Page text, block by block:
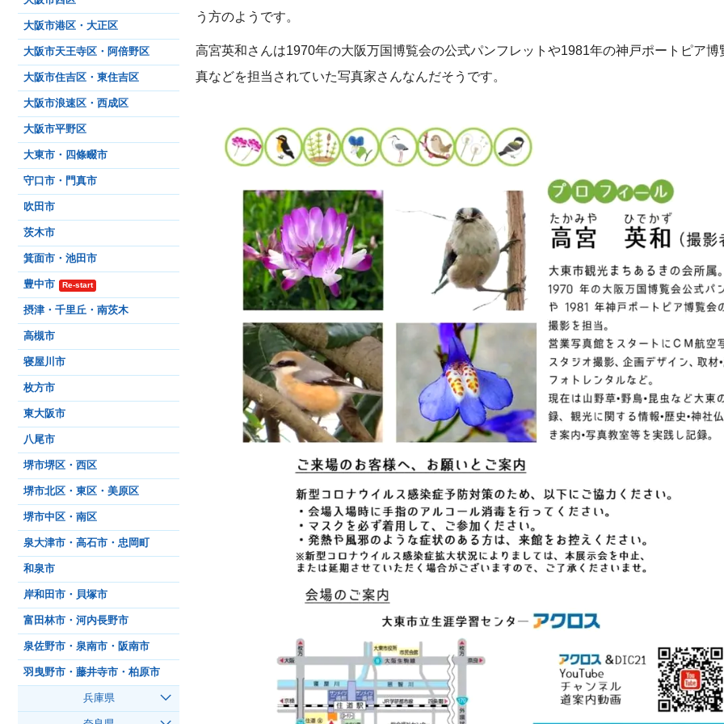
う方のようです。
高宮英和さんは1970年の大阪万国博覧会の公式パンフレットや1981年の神戸ポートピア博
真などを担当されていた写真家さんなんだそうです。
大阪市港区・大正区
大阪市天王寺区・阿倍野区
大阪市住吉区・東住吉区
大阪市浪速区・西成区
大阪市平野区
大東市・四條畷市
守口市・門真市
吹田市
茨木市
箕面市・池田市
豊中市 Re-start
摂津・千里丘・南茨木
高槻市
寝屋川市
枚方市
東大阪市
八尾市
堺市堺区・西区
堺市北区・東区・美原区
堺市中区・南区
泉大津市・高石市・忠岡町
和泉市
岸和田市・貝塚市
富田林市・河内長野市
泉佐野市・泉南市・阪南市
羽曳野市・藤井寺市・柏原市
兵庫県